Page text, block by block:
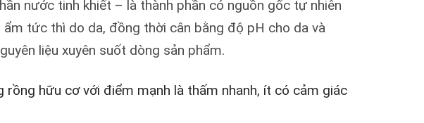
nước tinh khiết – là thành phần có nguồn gốc tự nhiên
tức thì do da, đồng thời cân bằng độ pH cho da và
liệu xuyên suốt dòng sản phẩm.
hữu cơ với điểm mạnh là thấm nhanh, ít có cảm giác